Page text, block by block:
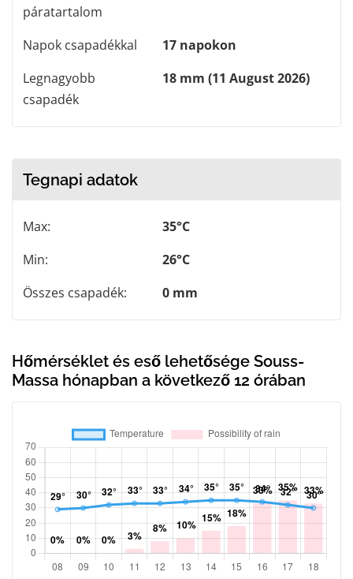
páratartalom
Napok csapadékkal
17 napokon
Legnagyobb
csapadék
18 mm (11 August 2026)
Tegnapi adatok
Max:
35°C
Min:
26°C
Összes csapadék:
0 mm
Hőmérséklet és eső lehetősége Souss-
Massa hónapban a következő 12 órában